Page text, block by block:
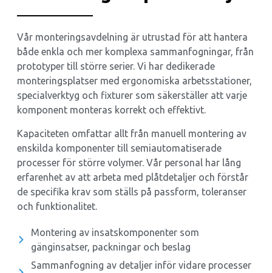
Vår monteringsavdelning är utrustad för att hantera
både enkla och mer komplexa sammanfogningar, från
prototyper till större serier. Vi har dedikerade
monteringsplatser med ergonomiska arbetsstationer,
specialverktyg och fixturer som säkerställer att varje
komponent monteras korrekt och effektivt.
Kapaciteten omfattar allt från manuell montering av
enskilda komponenter till semiautomatiserade
processer för större volymer. Vår personal har lång
erfarenhet av att arbeta med plåtdetaljer och förstår
de specifika krav som ställs på passform, toleranser
och funktionalitet.
Montering av insatskomponenter som
gänginsatser, packningar och beslag
Sammanfogning av detaljer inför vidare processer